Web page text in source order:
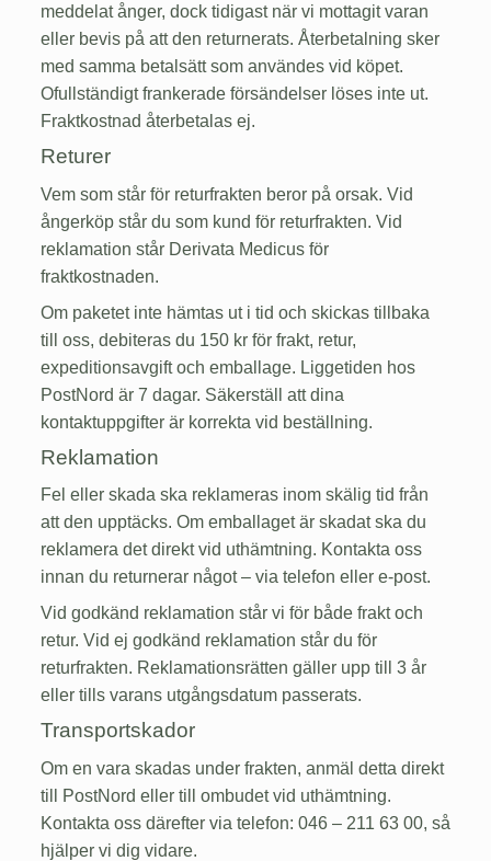
meddelat ånger, dock tidigast när vi mottagit varan
eller bevis på att den returnerats. Återbetalning sker
med samma betalsätt som användes vid köpet.
Ofullständigt frankerade försändelser löses inte ut.
Fraktkostnad återbetalas ej.
Returer
Vem som står för returfrakten beror på orsak. Vid
ångerköp står du som kund för returfrakten. Vid
reklamation står Derivata Medicus för
fraktkostnaden.
Om paketet inte hämtas ut i tid och skickas tillbaka
till oss, debiteras du 150 kr för frakt, retur,
expeditionsavgift och emballage. Liggetiden hos
PostNord är 7 dagar. Säkerställ att dina
kontaktuppgifter är korrekta vid beställning.
Reklamation
Fel eller skada ska reklameras inom skälig tid från
att den upptäcks. Om emballaget är skadat ska du
reklamera det direkt vid uthämtning. Kontakta oss
innan du returnerar något – via telefon eller e-post.
Vid godkänd reklamation står vi för både frakt och
retur. Vid ej godkänd reklamation står du för
returfrakten. Reklamationsrätten gäller upp till 3 år
eller tills varans utgångsdatum passerats.
Transportskador
Om en vara skadas under frakten, anmäl detta direkt
till PostNord eller till ombudet vid uthämtning.
Kontakta oss därefter via telefon: 046 – 211 63 00, så
hjälper vi dig vidare.